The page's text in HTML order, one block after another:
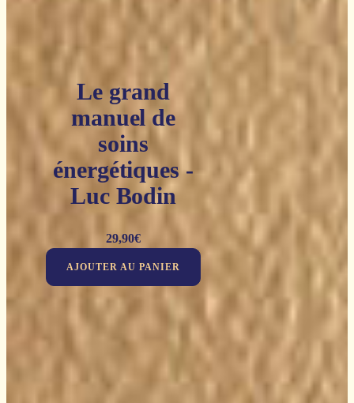
Le grand
manuel de
soins
énergétiques -
Luc Bodin
29,90€
AJOUTER AU PANIER